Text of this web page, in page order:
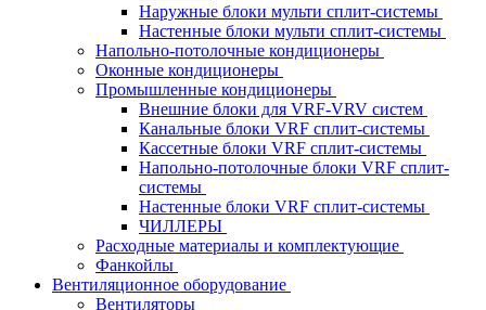
Наружные блоки мульти сплит-системы
Настенные блоки мульти сплит-системы
Напольно-потолочные кондиционеры
Оконные кондиционеры
Промышленные кондиционеры
Внешние блоки для VRF-VRV систем
Канальные блоки VRF сплит-системы
Кассетные блоки VRF сплит-системы
Напольно-потолочные блоки VRF сплит-
системы
Настенные блоки VRF сплит-системы
ЧИЛЛЕРЫ
Расходные материалы и комплектующие
Фанкойлы
Вентиляционное оборудование
Вентиляторы